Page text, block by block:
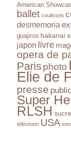
American
ballet coulisses
desmemoria
guajiros hakanai
japon livre
opera de
Paris photo
Elie de
presse
Super
RLSH sucre
télévision USA